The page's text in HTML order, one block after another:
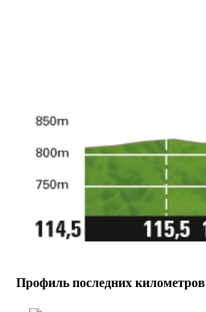
Профиль последних километров